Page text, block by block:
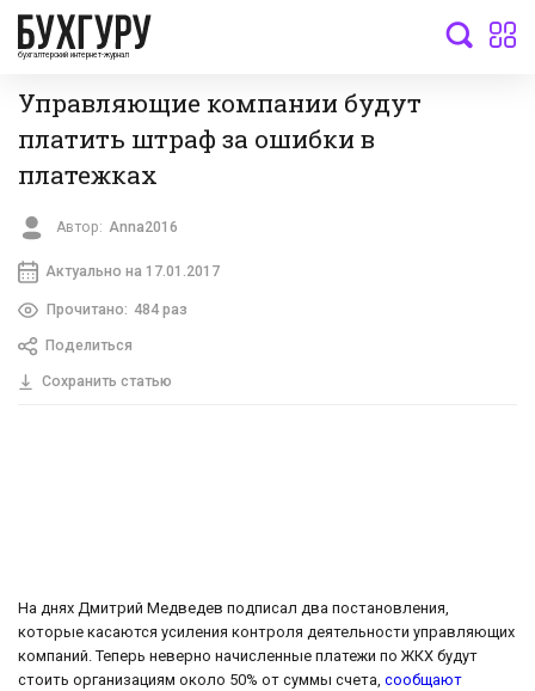
бухгалтерский интернет-журнал
Управляющие компании будут
платить штраф за ошибки в
платежках
Автор: Anna2016
Актуально на 17.01.2017
Прочитано: 484 раз
Поделиться
Сохранить статью
На днях Дмитрий Медведев подписал два постановления,
которые касаются усиления контроля деятельности управляющих
компаний. Теперь неверно начисленные платежи по ЖКХ будут
стоить организациям около 50% от суммы счета, сообщают